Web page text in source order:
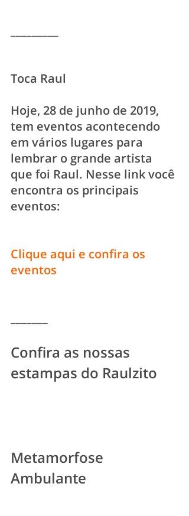
Toca Raul
Hoje, 28 de junho de 2019,
tem eventos acontecendo
em vários lugares para
lembrar o grande artista
que foi Raul. Nesse link você
encontra os principais
eventos:
Clique aqui e confira os
eventos
Confira as nossas
estampas do Raulzito
Metamorfose
Ambulante